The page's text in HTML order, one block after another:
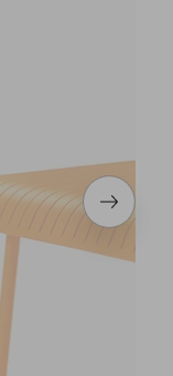
Volgend
item